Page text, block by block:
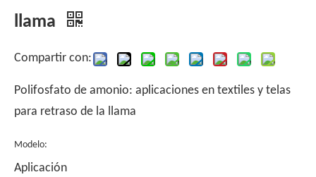
llama
Compartir con:
Polifosfato de amonio: aplicaciones en textiles y telas
para retraso de la llama
Modelo:
Aplicación